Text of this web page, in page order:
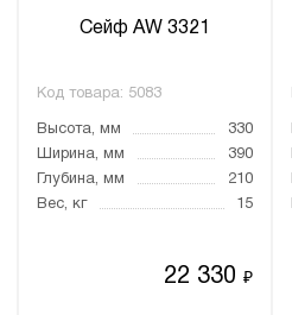
Сейф AW 3321
Код товара: 5083
Высота, мм
330
Ширина, мм
390
Глубина, мм
210
Вес, кг
15
22 330₽